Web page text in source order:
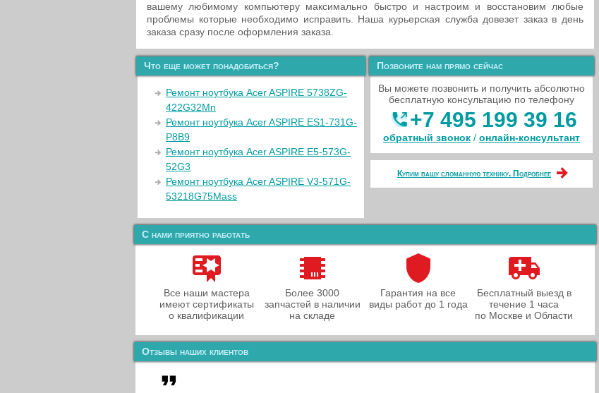
вашему любимому компьютеру максимально быстро и настроим и восстановим любые
проблемы которые необходимо исправить. Наша курьерская служба довезет заказ в день
заказа сразу после оформления заказа.
Что еще может понадобиться?
Ремонт ноутбука Acer ASPIRE 5738ZG-
422G32Mn
Ремонт ноутбука Acer ASPIRE ES1-731G-
P8B9
Ремонт ноутбука Acer ASPIRE E5-573G-
52G3
Ремонт ноутбука Acer ASPIRE V3-571G-
53218G75Mass
Позвоните нам прямо сейчас
Вы можете позвонить и получить абсолютно
бесплатную консультацию по телефону
+7 495 199 39 16
обратный звонок / онлайн‑консультант
Купим вашу сломанную технику. Подробнее
С нами приятно работать
Все наши мастера
имеют сертификаты
о квалификации
Более 3000
запчастей в наличии
на складе
Гарантия на все
виды работ до 1 года
Бесплатный выезд в
течение 1 часа
по Москве и Области
Отзывы наших клиентов